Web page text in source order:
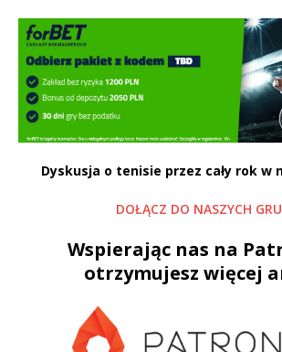
Dyskusja o tenisie przez cały rok w
DOŁĄCZ DO NASZYCH
Wspierając nas na
otrzymujesz więcej